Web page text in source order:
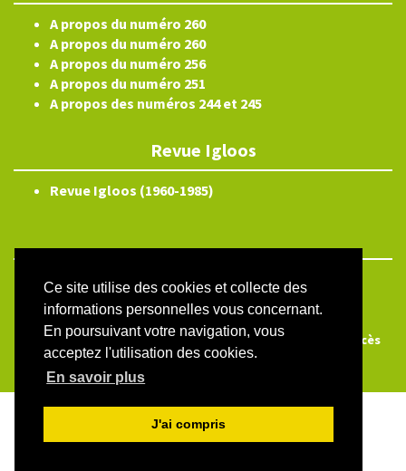
Ce site utilise des cookies et collecte des
informations personnelles vous concernant.
En poursuivant votre navigation, vous
acceptez l'utilisation des cookies.
En savoir plus
J'ai compris
A propos du numéro 260
A propos du numéro 260
A propos du numéro 256
A propos du numéro 251
A propos des numéros 244 et 245
Revue Igloos
Revue Igloos (1960-1985)
ISSN électronique 2804-3359
Plan du site
Créé et hébergé par Chapitre 9—Édité avec Lodel
Accès
réservé